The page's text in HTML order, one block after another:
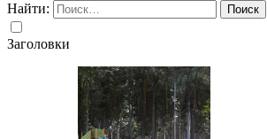
Найти:
Заголовки